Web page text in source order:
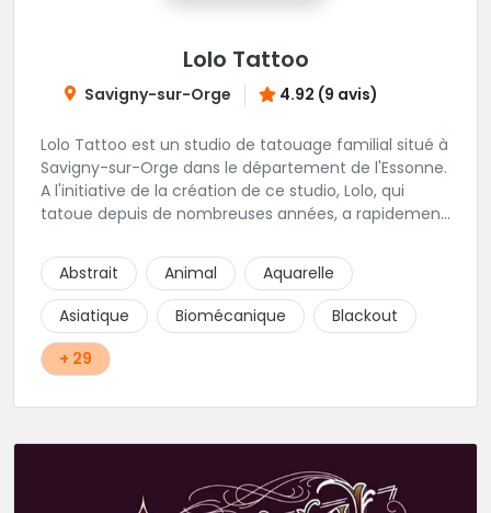
Lolo Tattoo
Savigny-sur-Orge 4.92 (9 avis)
Lolo Tattoo est un studio de tatouage familial situé à
Savigny-sur-Orge dans le département de l'Essonne.
A l'initiative de la création de ce studio, Lolo, qui
tatoue depuis de nombreuses années, a rapidement
féminine aux projets de tatouage. Karine, la femme
de Lolo, s'occupera de tous vos projets de piercing.
Une équipe familiale et chaleureuse vivement
recommandée !
Abstrait Animal
Aquarelle
Asiatique
Biomécanique
Blackout
+ 29